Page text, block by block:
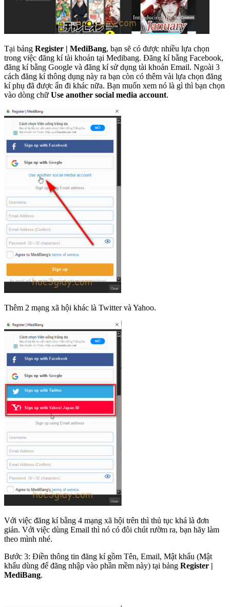
Tại bảng Register | MediBang, bạn sẽ có được nhiều lựa chọn
trong việc đăng kí tài khoản tại Medibang. Đăng kí bằng Facebook,
đăng kí bằng Google và đăng kí sử dụng tài khoản Email. Ngoài 3
cách đăng kí thông dụng này ra bạn còn có thêm vài lựa chọn đăng
kí phụ đã được ẩn đi khác nữa. Bạn muốn xem nó là gì thì bạn chọn
vào dòng chữ Use another social media account.
Thêm 2 mạng xã hội khác là Twitter và Yahoo.
Với việc đăng kí bằng 4 mạng xã hội trên thì thủ tục khá là đơn
giản. Với việc dùng Email thì nó có đôi chút rườm ra, bạn hãy làm
theo mình nhé.
Bước 3: Điền thông tin đăng kí gồm Tên, Email, Mật khẩu (Mật
khẩu dùng để đăng nhập vào phần mềm này) tại bảng Register |
MediBang.